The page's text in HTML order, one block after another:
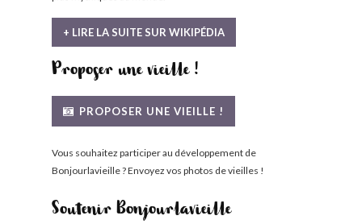
+ LIRE LA SUITE SUR WIKIPÉDIA
Proposer une vieille !
PROPOSER UNE VIEILLE !
Vous souhaitez participer au développement de
Bonjourlavieille ? Envoyez vos photos de vieilles !
Soutenir Bonjourlavieille